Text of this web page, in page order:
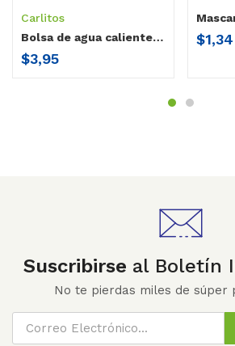
Carlitos
Bolsa de agua caliente infantil Carlitos
$3,95
$1,34
Suscribirse al Boletín
No te pierdas miles de súper